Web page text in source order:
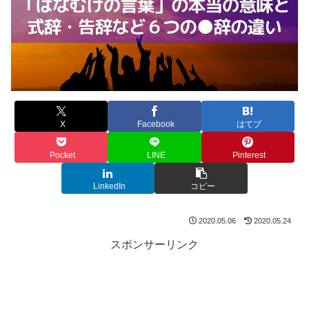
X Facebook はてブ
Pocket LINE Pinterest
LinkedIn コピー
2020.05.06 2020.05.24
スポンサーリンク